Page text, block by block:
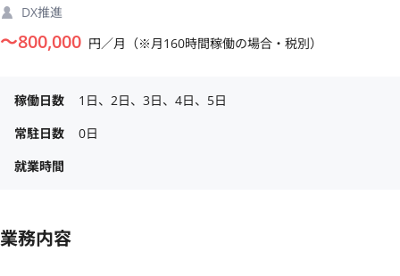
DX推進
〜800,000 円／月（※月160時間稼働の場合・税別）
稼働日数
1日、2日、3日、4日、5日
常駐日数
0日
就業時間
業務内容